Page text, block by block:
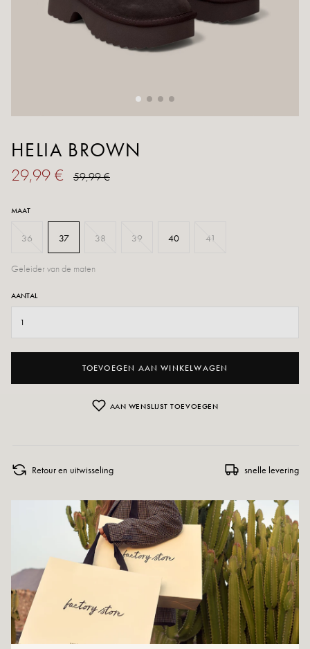
HELIA BROWN
29,99 € 59,99 €
MAAT
36 37 38 39 40 41
Geleider van de maten
AANTAL
TOEVOEGEN AAN WINKELWAGEN
AAN WENSLIJST TOEVOEGEN
Retour en uitwisseling snelle levering
DIT VIND JE MISSCHIEN OOK LEUK